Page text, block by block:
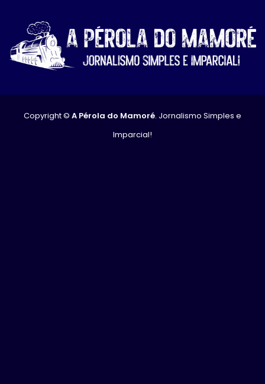
Copyright © A Pérola do Mamoré. Jornalismo Simples e
Imparcial!